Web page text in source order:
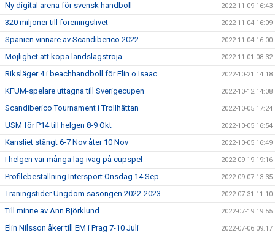
Ny digital arena för svensk handboll 2022-11-09 16:43
320 miljoner till föreningslivet 2022-11-04 16:09
Spanien vinnare av Scandiberico 2022 2022-11-04 16:00
Möjlighet att köpa landslagströja 2022-11-01 08:32
Riksläger 4 i beachhandboll för Elin o Isaac 2022-10-21 14:18
KFUM-spelare uttagna till Sverigecupen 2022-10-12 14:08
Scandiberico Tournament i Trollhättan 2022-10-05 17:24
USM för P14 till helgen 8-9 Okt 2022-10-05 16:54
Kansliet stängt 6-7 Nov åter 10 Nov 2022-10-05 16:49
I helgen var många lag iväg på cupspel 2022-09-19 19:16
Profilebeställning Intersport Onsdag 14 Sep 2022-09-07 13:35
Träningstider Ungdom säsongen 2022-2023 2022-07-31 11:10
Till minne av Ann Björklund 2022-07-19 19:55
Elin Nilsson åker till EM i Prag 7-10 Juli 2022-07-06 09:17